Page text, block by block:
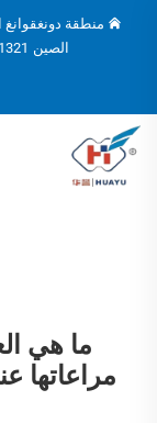
منطقة دونغقوانغ
الصين
ما هي
مراعاتها